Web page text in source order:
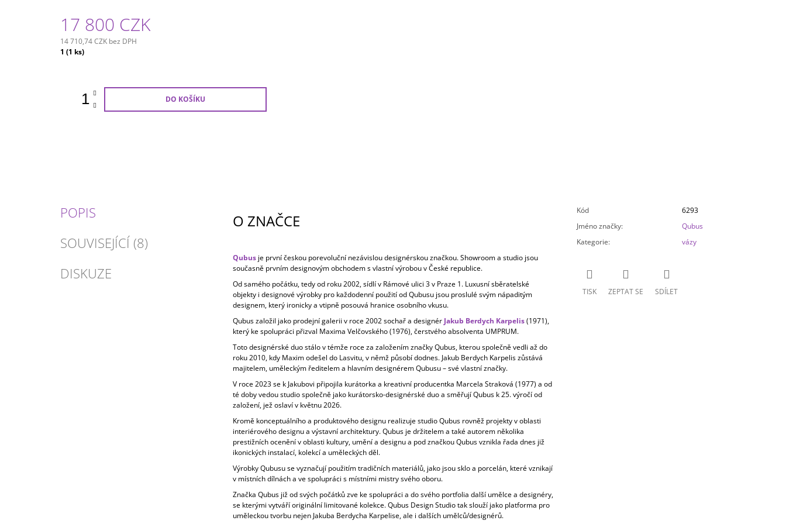
17 800 CZK
14 710,74 CZK bez DPH
Měrná
1 (1 ks)
DO KOŠÍKU
POPIS
SOUVISEJÍCÍ (8)
DISKUZE
O ZNAČCE
Qubusje první českou porevoluční nezávislou designérskou značkou. Showroom a studio jsou
současně prvním designovým obchodem s vlastní výrobou v České republice.
Od samého počátku, tedy od roku 2002, sídlí v Rámové ulici 3 v Praze 1. Luxusní sběratelské
objekty i designové výrobky pro každodenní použití od Qubusu jsou proslulé svým nápaditým
designem, který ironicky a vtipně posouvá hranice osobního vkusu.
Qubus založil jako prodejní galerii v roce 2002 sochař a designér Jakub Berdych Karpelis(1971),
který ke spolupráci přizval Maxima Velčovského (1976), čerstvého absolventa UMPRUM.
Toto designérské duo stálo v témže roce za založením značky Qubus, kterou společně vedli až do
roku 2010, kdy Maxim odešel do Lasvitu, v němž působí dodnes. Jakub Berdych Karpelis zůstává
majitelem, uměleckým ředitelem a hlavním designérem Qubusu – své vlastní značky.
V roce 2023 se k Jakubovi připojila kurátorka a kreativní producentka Marcela Straková (1977) a od
té doby vedou studio společně jako kurátorsko-designérské duo a směřují Qubus k 25. výročí od
založení, jež oslaví v květnu 2026.
Kromě konceptuálního a produktového designu realizuje studio Qubus rovněž projekty v oblasti
interiérového designu a výstavní architektury. Qubus je držitelem a také autorem několika
prestižních ocenění v oblasti kultury, umění a designu a pod značkou Qubus vznikla řada dnes již
ikonických instalací, kolekcí a uměleckých děl.
Výrobky Qubusu se vyznačují použitím tradičních materiálů, jako jsou sklo a porcelán, které vznikají
v místních dílnách a ve spolupráci s místními mistry svého oboru.
Značka Qubus již od svých počátků zve ke spolupráci a do svého portfolia další umělce a designéry,
se kterými vytváří originální limitované kolekce. Qubus Design Studio tak slouží jako platforma pro
uměleckou tvorbu nejen Jakuba Berdycha Karpelise, ale i dalších umělců/designérů.
Kód
6293
Jméno značky:
Qubus
Kategorie: vázy
TISK ZEPTAT SE SDÍLET